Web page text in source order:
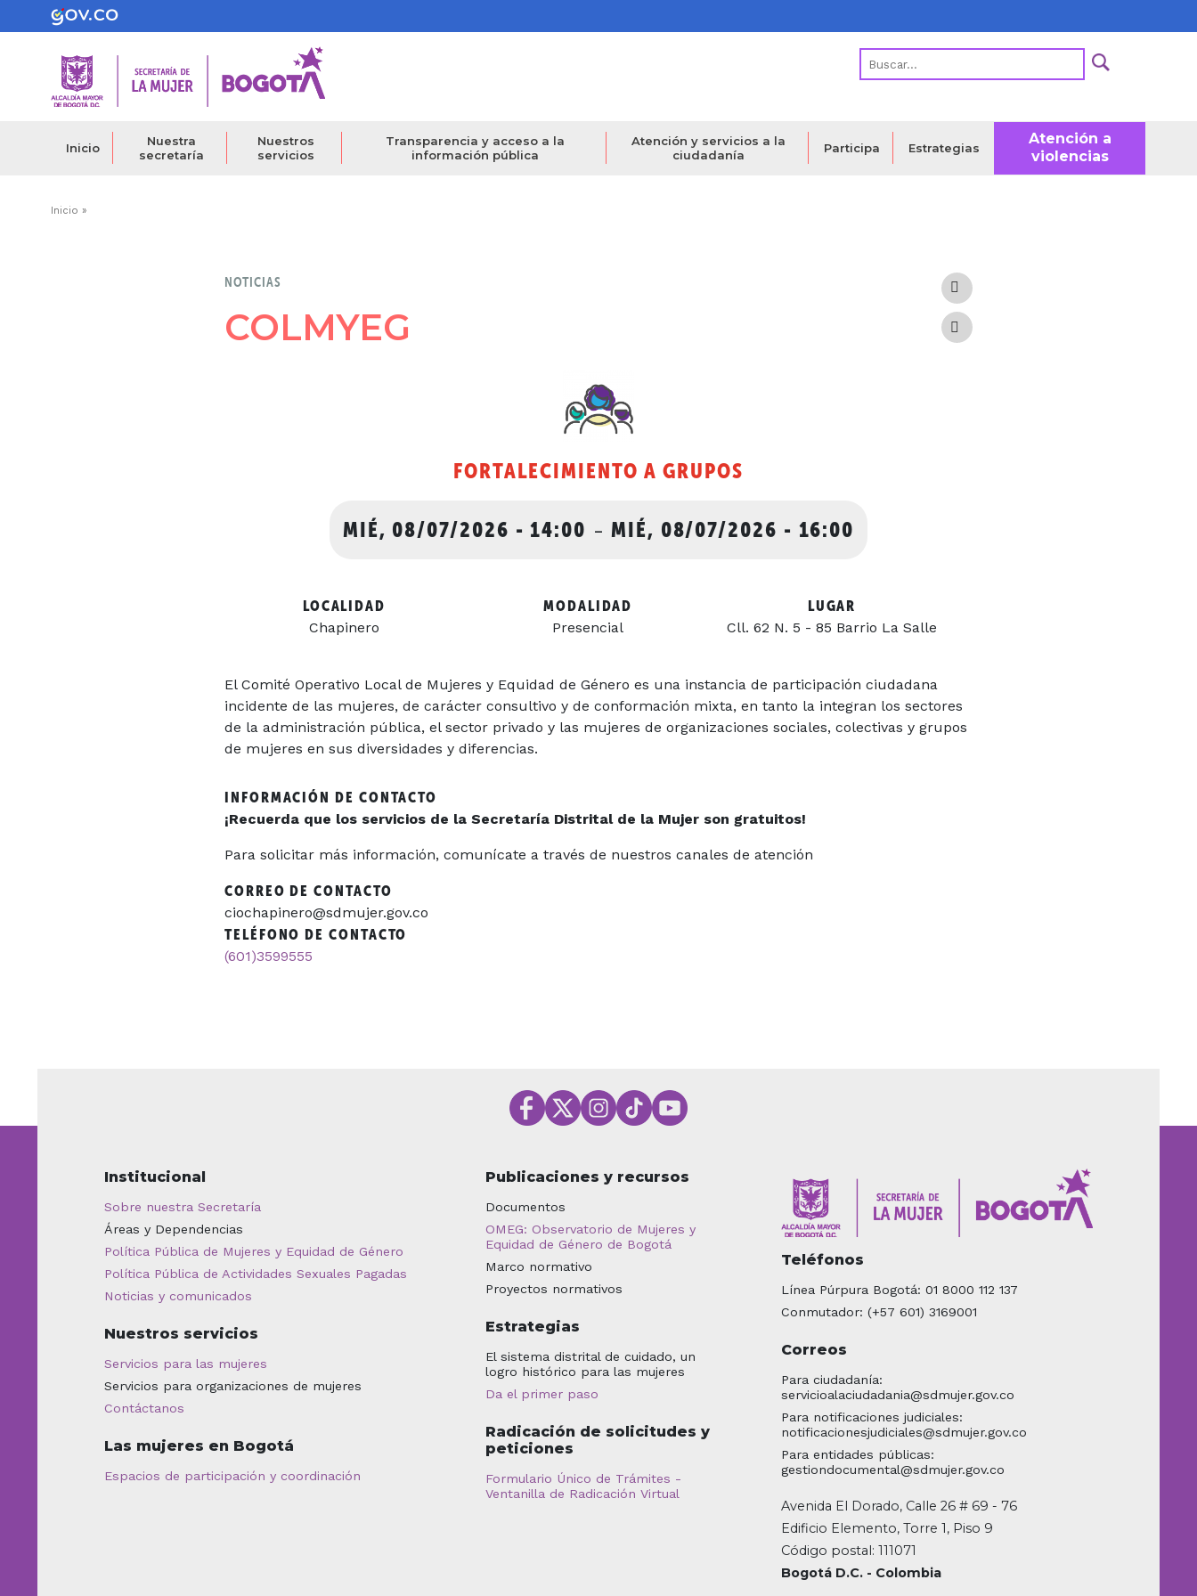
al
contenido
Inicio
Nuestra
secretaría
Nuestros
servicios
Transparencia y acceso a la
información pública
Atención y servicios a la
ciudadanía
Participa Estrategias
Atención a
violencias
Ruta
Inicio
NOTICIAS
COLMYEG
FORTALECIMIENTO A GRUPOS
MIÉ, 08/07/2026 - 14:00 - MIÉ, 08/07/2026 - 16:00
LOCALIDAD
Chapinero
MODALIDAD
Presencial
LUGAR
Cll. 62 N. 5 - 85 Barrio La Salle
El Comité Operativo Local de Mujeres y Equidad de Género es una instancia de participación ciudadana
incidente de las mujeres, de carácter consultivo y de conformación mixta, en tanto la integran los sectores
de la administración pública, el sector privado y las mujeres de organizaciones sociales, colectivas y grupos
de mujeres en sus diversidades y diferencias.
INFORMACIÓN DE CONTACTO
¡Recuerda que los servicios de la Secretaría Distrital de la Mujer son gratuitos!
Para solicitar más información, comunícate a través de nuestros canales de atención
CORREO DE CONTACTO
ciochapinero@sdmujer.gov.co
TELÉFONO DE CONTACTO
(601)3599555
Institucional
Sobre nuestra Secretaría
Áreas y Dependencias
Política Pública de Mujeres y Equidad de Género
Política Pública de Actividades Sexuales Pagadas
Noticias y comunicados
Nuestros servicios
Servicios para las mujeres
Servicios para organizaciones de mujeres
Contáctanos
Las mujeres en Bogotá
Espacios de participación y coordinación
Publicaciones y recursos
Documentos
OMEG: Observatorio de Mujeres y
Equidad de Género de Bogotá
Marco normativo
Proyectos normativos
Estrategias
El sistema distrital de cuidado, un
logro histórico para las mujeres
Da el primer paso
Radicación de solicitudes y
peticiones
Formulario Único de Trámites -
Ventanilla de Radicación Virtual
Teléfonos
Línea Púrpura Bogotá: 01 8000 112 137
Conmutador: (+57 601) 3169001
Correos
Para ciudadanía:
servicioalaciudadania@sdmujer.gov.co
Para notificaciones judiciales:
notificacionesjudiciales@sdmujer.gov.co
Para entidades públicas:
gestiondocumental@sdmujer.gov.co
Avenida El Dorado, Calle 26 # 69 - 76
Edificio Elemento, Torre 1, Piso 9
Código postal: 111071
Bogotá D.C. - Colombia